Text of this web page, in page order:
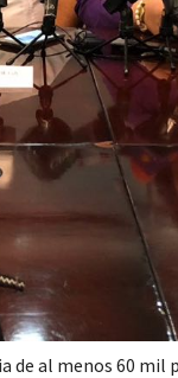
de al menos 60